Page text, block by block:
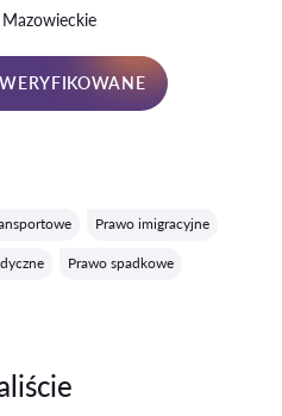
Prawo imigracyjne
Prawo spadkowe